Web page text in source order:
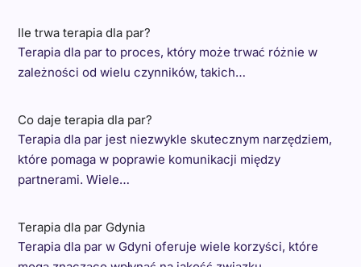
Ile trwa terapia dla par?
Terapia dla par to proces, który może trwać różnie w
zależności od wielu czynników, takich…
Co daje terapia dla par?
Terapia dla par jest niezwykle skutecznym narzędziem,
które pomaga w poprawie komunikacji między
partnerami. Wiele…
Terapia dla par Gdynia
Terapia dla par w Gdyni oferuje wiele korzyści, które